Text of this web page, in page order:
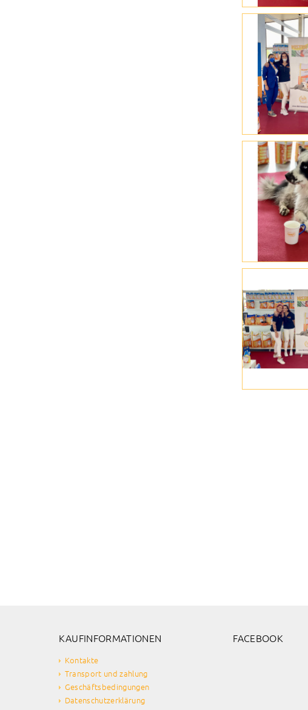
KAUFINFORMATIONEN
Kontakte
Transport und zahlung
Geschäftsbedingungen
Datenschutzerklärung
FACEBOOK